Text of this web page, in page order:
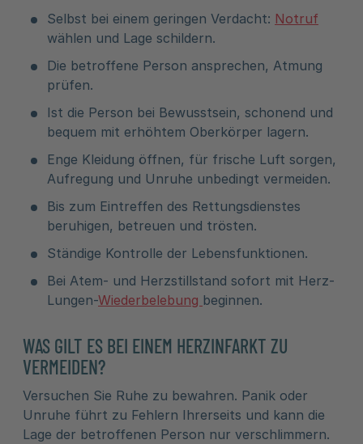
Selbst bei einem geringen Verdacht: Notruf
wählen und Lage schildern.
Die betroffene Person ansprechen, Atmung
prüfen.
Ist die Person bei Bewusstsein, schonend und
bequem mit erhöhtem Oberkörper lagern.
Enge Kleidung öffnen, für frische Luft sorgen,
Aufregung und Unruhe unbedingt vermeiden.
Bis zum Eintreffen des Rettungsdienstes
beruhigen, betreuen und trösten.
Ständige Kontrolle der Lebensfunktionen.
Bei Atem- und Herzstillstand sofort mit Herz-
Lungen-Wiederbelebung beginnen.
WAS GILT ES BEI EINEM HERZINFARKT ZU
VERMEIDEN?
Versuchen Sie Ruhe zu bewahren. Panik oder
Unruhe führt zu Fehlern Ihrerseits und kann die
Lage der betroffenen Person nur verschlimmern.